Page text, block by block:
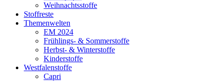
Weihnachtsstoffe
Stoffreste
Themenwelten
EM 2024
Frühlings- & Sommerstoffe
Herbst- & Winterstoffe
Kinderstoffe
Westfalenstoffe
Capri